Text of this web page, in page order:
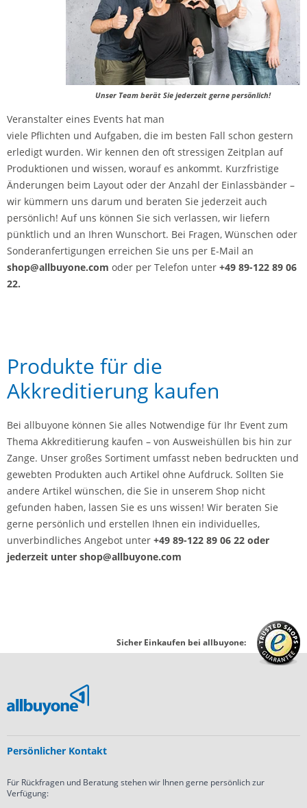
Unser Team berät Sie jederzeit gerne persönlich!
Veranstalter eines Events hat man
viele Pflichten und Aufgaben, die im besten Fall schon gestern
erledigt wurden. Wir kennen den oft stressigen Zeitplan auf
Produktionen und wissen, worauf es ankommt. Kurzfristige
Änderungen beim Layout oder der Anzahl der Einlassbänder –
wir kümmern uns darum und beraten Sie jederzeit auch
persönlich! Auf uns können Sie sich verlassen, wir liefern
pünktlich und an Ihren Wunschort. Bei Fragen, Wünschen oder
Sonderanfertigungen erreichen Sie uns per E-Mail an
shop@allbuyone.com oder per Telefon unter +49 89-122 89 06
22.
Produkte für die
Akkreditierung kaufen
Bei allbuyone können Sie alles Notwendige für Ihr Event zum
Thema Akkreditierung kaufen – von Ausweishüllen bis hin zur
Zange. Unser großes Sortiment umfasst neben bedruckten und
gewebten Produkten auch Artikel ohne Aufdruck. Sollten Sie
andere Artikel wünschen, die Sie in unserem Shop nicht
gefunden haben, lassen Sie es uns wissen! Wir beraten Sie
gerne persönlich und erstellen Ihnen ein individuelles,
unverbindliches Angebot unter +49 89-122 89 06 22 oder
jederzeit unter shop@allbuyone.com
Sicher Einkaufen bei allbuyone:
Persönlicher Kontakt
Für Rückfragen und Beratung stehen wir Ihnen gerne persönlich zur
Verfügung: